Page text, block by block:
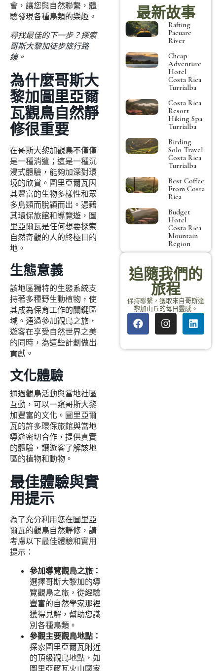
會，讓您與自然聯繫，體
驗發現各種鳥類的樂趣。
尋找最佳的下一步？探索
哥斯大黎加徒步旅行路
線。
為什麼哥斯大
黎加圖里亞爾
瓦觀鳥自然靜
修很重要
在哥斯大黎加觀鳥不僅僅
是一種消遣；這是一種沉
浸式體驗，能夠加深對環
境的欣賞。圖里亞爾瓦因
其豐富的生物多樣性和眾
多鳥類而脫穎而出。憑藉
其環保旅館和導覽遊，圖
里亞爾瓦是任何想要探索
自然奇觀的人的終極目的
地。
生態意義
該地區獨特的生態系統支
持著多種野生動植物，使
其成為保育工作的關鍵區
域。通過參加觀鳥之旅，
遊客在享受自然世界之美
的同時，為這些計劃做出
貢獻。
文化體驗
通過觀鳥活動與當地社區
互動，可以一窺哥斯大黎
加豐富的文化。圖里亞爾
瓦的許多環保旅館與當地
導遊密切合作，提供真實
的體驗，讓遊客了解該地
區的植物和動物。
最佳體驗與實
用提示
為了充分利用您在圖里亞
爾瓦的觀鳥自然靜修，請
考慮以下最佳體驗和實用
提示：
參加導覽觀鳥之旅：
選擇哥斯大黎加的導
覽觀鳥之旅，從經驗
豐富的自然學家那裡
獲得見解，幫助您識
別各種鳥類。
參觀主要觀鳥地點：
探索圖里亞爾瓦附近
的頂級觀鳥地點，如
圖里亞爾瓦火山國家
最新故事
Rafting
Pacuare
River
Cheap
Adventure
Hotel
Costa Rica
Turrialba
Costa Rica
Resort
Hiking Spa
Turrialba
Birding
Solo Travel
Costa Rica
Turrialba
Best Coffee
From Costa
Rica
Budget
Hotel
Costa Rica
Mountain
Region
追隨我們的
旅程
保持聯繫，獲取來自哥斯達
黎加山丘的每日靈感。